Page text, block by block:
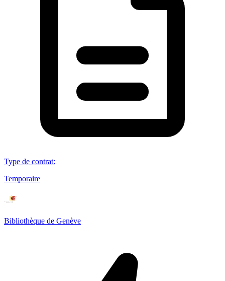
Type de contrat:
Temporaire
Bibliothèque de Genève